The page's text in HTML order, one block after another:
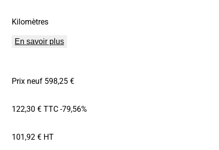
Kilomètres
En savoir plus
Prix neuf 598,25 €
122,30 € TTC-79,56%
101,92 € HT